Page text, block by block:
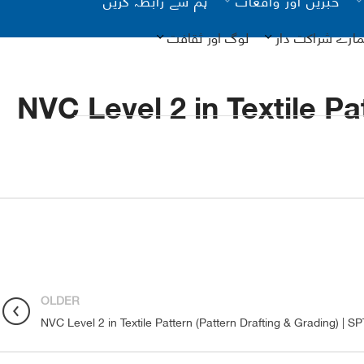
شراکت دار
یونیسیف
لوگ اور ثقافت
NVC Level 2 in Textile
OLDER
NVC Level 2 in Textile Pattern (Pattern Drafting & Grading) |